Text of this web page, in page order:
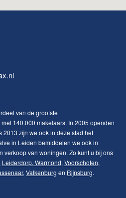
van de grootste
140.000 makelaars. In 2005 openden
zijn we ook in deze stad het
in Leiden bemiddelen we ook in
verkoop van woningen. Zo kunt u bij ons
Leiderdorp, Warmond, Voorschoten,
, Valkenburg en Rijnsburg.